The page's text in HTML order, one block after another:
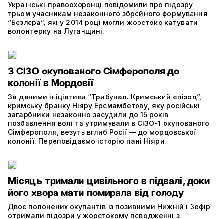
Українські правоохоронці повідомили про підозру
трьом учасникам незаконного збройного формування
“Бєзлєра”, які у 2014 році могли жорстоко катувати
волонтерку на Луганщині.
З СІЗО окупованого Сімферополя до
колонії в Мордовії
За даними ініціативи “Трибунал. Кримський епізод”,
кримську бранку Ніяру Ерсмамбетову, яку російські
загарбники незаконно засудили до 15 років
позбавлення волі та утримували в СІЗО-1 окупованого
Сімферополя, везуть вглиб Росії — до мордовської
колонії. Переповідаємо історію пані Ніяри.
Місяць тримали цивільного в підвалі, доки
його хвора мати помирала від голоду
Двоє полонених окупантів із позивними Нижній і Зефір
отримали підозри у жорстокому поводженні з